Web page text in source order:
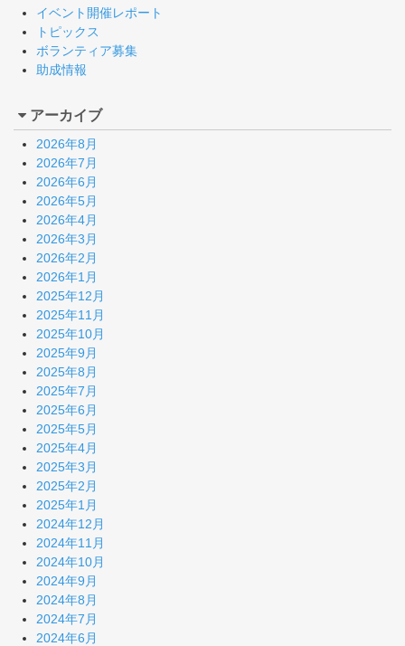
イベント開催レポート
トピックス
ボランティア募集
助成情報
アーカイブ
2026年8月
2026年7月
2026年6月
2026年5月
2026年4月
2026年3月
2026年2月
2026年1月
2025年12月
2025年11月
2025年10月
2025年9月
2025年8月
2025年7月
2025年6月
2025年5月
2025年4月
2025年3月
2025年2月
2025年1月
2024年12月
2024年11月
2024年10月
2024年9月
2024年8月
2024年7月
2024年6月